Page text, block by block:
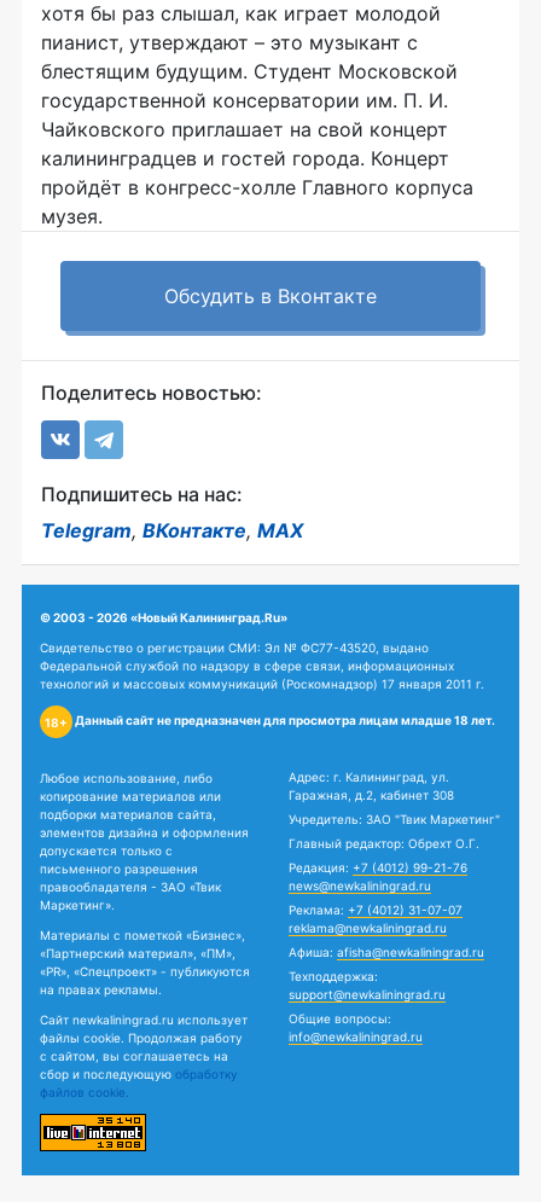
хотя бы раз слышал, как играет молодой
пианист, утверждают – это музыкант с
блестящим будущим. Студент Московской
государственной консерватории им. П. И.
Чайковского приглашает на свой концерт
калининградцев и гостей города. Концерт
пройдёт в конгресс-холле Главного корпуса
музея.
Обсудить в Вконтакте
Поделитесь новостью:
Подпишитесь на нас:
Telegram, ВКонтакте, MAX
© 2003 - 2026 «Новый Калининград.Ru»
Свидетельство о регистрации СМИ: Эл № ФС77-43520, выдано
Федеральной службой по надзору в сфере связи, информационных
технологий и массовых коммуникаций (Роскомнадзор) 17 января 2011 г.
18+ Данный сайт не предназначен для просмотра лицам младше 18 лет.
Любое использование, либо
копирование материалов или
подборки материалов сайта,
элементов дизайна и оформления
допускается только с
письменного разрешения
правообладателя - ЗАО «Твик
Маркетинг».
Материалы с пометкой «Бизнес»,
«Партнерский материал», «ПМ»,
«PR», «Спецпроект» - публикуются
на правах рекламы.
Сайт newkaliningrad.ru использует
файлы cookie. Продолжая работу
с сайтом, вы соглашаетесь на
сбор и последующую обработку
файлов cookie.
Адрес: г. Калининград, ул.
Гаражная, д.2, кабинет 308
Учредитель: ЗАО "Твик Маркетинг"
Главный редактор: Обрехт О.Г.
Редакция: +7 (4012) 99-21-76
news@newkaliningrad.ru
Реклама: +7 (4012) 31-07-07
reklama@newkaliningrad.ru
Афиша: afisha@newkaliningrad.ru
Техподдержка:
support@newkaliningrad.ru
Общие вопросы:
info@newkaliningrad.ru